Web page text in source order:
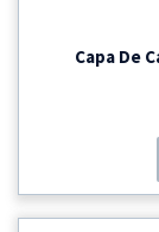
Capa De